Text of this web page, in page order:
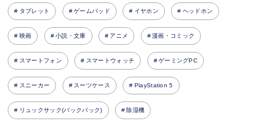
タブレット ゲームパッド イヤホン ヘッドホン
映画 小説・文庫 アニメ 漫画・コミック
スマートフォン スマートウォッチ ゲーミングPC
スニーカー スーツケース PlayStation 5
リュックサック(バックパック) 除湿機